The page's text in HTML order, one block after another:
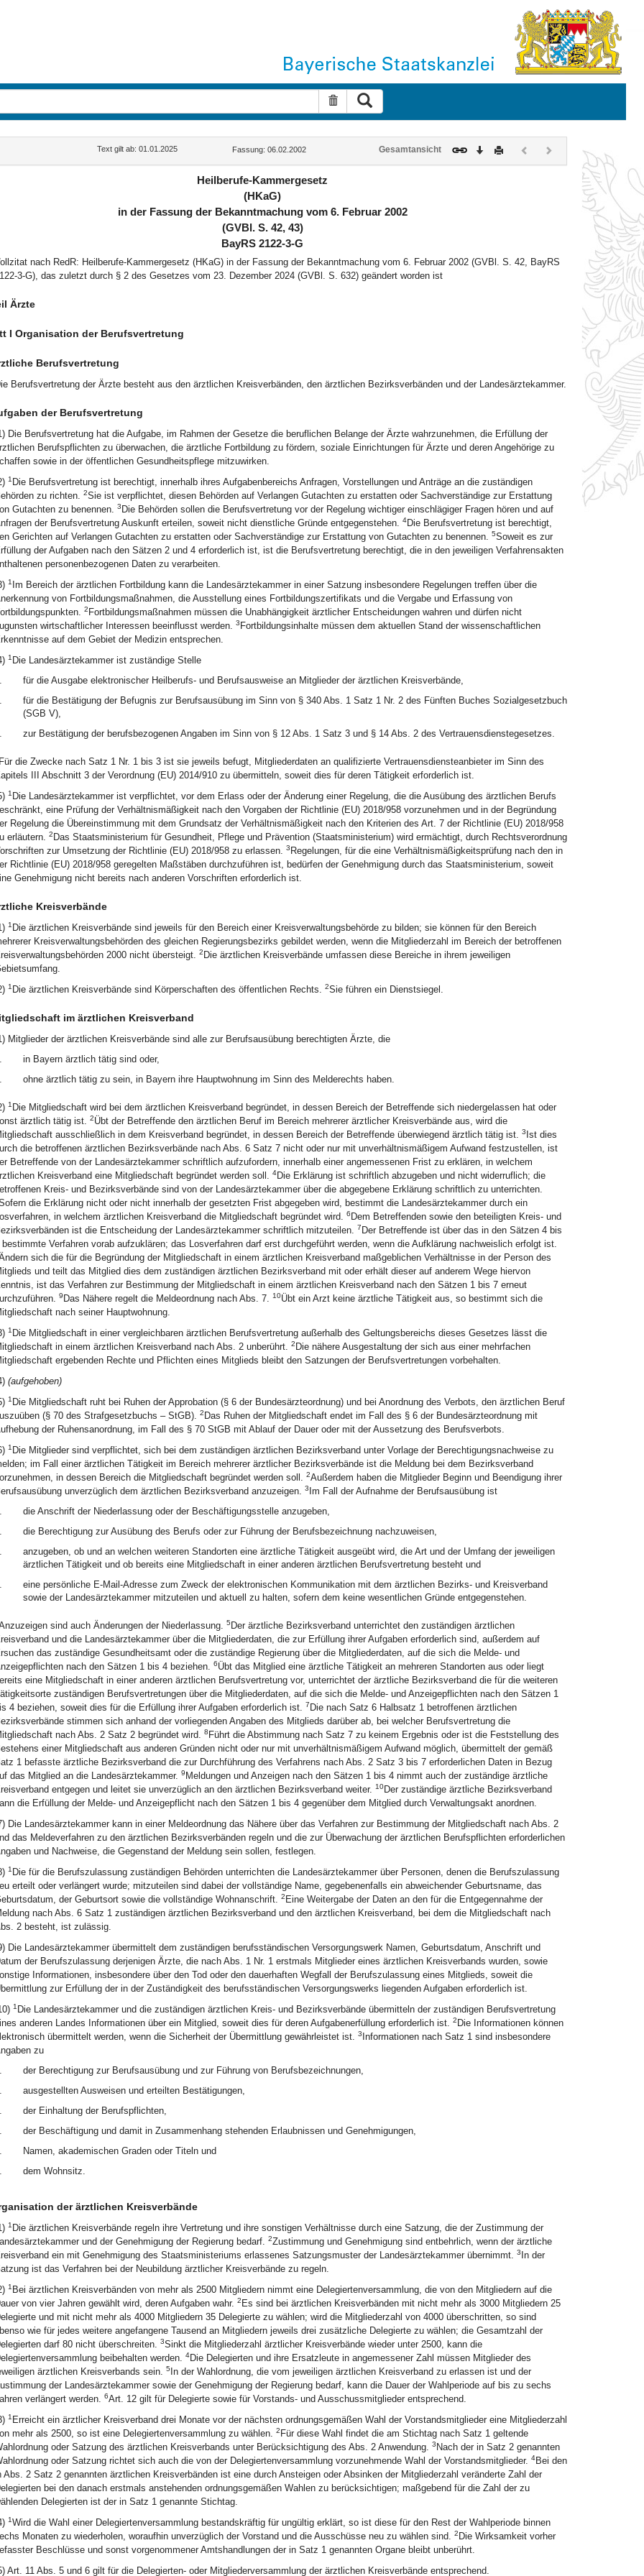
Suche zurücksetzen
Text gilt ab: 01.01.2025 Fassung: 06.02.2002 Gesamtansicht Download
DruckenVorherigesNächstes
Dokument
(inaktiv)
Heilberufe-Kammergesetz
(HKaG)
in der Fassung der Bekanntmachung vom 6. Februar 2002
(GVBl. S. 42, 43)
BayRS 2122-3-G
nach RedR: Heilberufe-Kammergesetz (HKaG) in der Fassung der Bekanntmachung vom 6. Februar 2002 (GVBl. S. 42, BayRS
3-G), das zuletzt durch § 2 des Gesetzes vom 23. Dezember 2024 (GVBl. S. 632) geändert worden ist
Ärzte
I Organisation der Berufsvertretung
Berufsvertretung
Berufsvertretung der Ärzte besteht aus den ärztlichen Kreisverbänden, den ärztlichen Bezirksverbänden und der Landesärztekammer.
der Berufsvertretung
Die Berufsvertretung hat die Aufgabe, im Rahmen der Gesetze die beruflichen Belange der Ärzte wahrzunehmen, die Erfüllung der
Berufspflichten zu überwachen, die ärztliche Fortbildung zu fördern, soziale Einrichtungen für Ärzte und deren Angehörige zu
sowie in der öffentlichen Gesundheitspflege mitzuwirken.
1 Die Berufsvertretung ist berechtigt, innerhalb ihres Aufgabenbereichs Anfragen, Vorstellungen und Anträge an die zuständigen
zu richten. 2Sie ist verpflichtet, diesen Behörden auf Verlangen Gutachten zu erstatten oder Sachverständige zur Erstattung
Gutachten zu benennen. 3 Die Behörden sollen die Berufsvertretung vor der Regelung wichtiger einschlägiger Fragen hören und auf
der Berufsvertretung Auskunft erteilen, soweit nicht dienstliche Gründe entgegenstehen. 4Die Berufsvertretung ist berechtigt,
Gerichten auf Verlangen Gutachten zu erstatten oder Sachverständige zur Erstattung von Gutachten zu benennen. 5Soweit es zur
der Aufgaben nach den Sätzen 2 und 4 erforderlich ist, ist die Berufsvertretung berechtigt, die in den jeweiligen Verfahrensakten
personenbezogenen Daten zu verarbeiten.
1 Im Bereich der ärztlichen Fortbildung kann die Landesärztekammer in einer Satzung insbesondere Regelungen treffen über die
von Fortbildungsmaßnahmen, die Ausstellung eines Fortbildungszertifikats und die Vergabe und Erfassung von
2 Fortbildungsmaßnahmen müssen die Unabhängigkeit ärztlicher Entscheidungen wahren und dürfen nicht
wirtschaftlicher Interessen beeinflusst werden. 3 Fortbildungsinhalte müssen dem aktuellen Stand der wissenschaftlichen
auf dem Gebiet der Medizin entsprechen.
1 Die Landesärztekammer ist zuständige Stelle
für die Ausgabe elektronischer Heilberufs- und Berufsausweise an Mitglieder der ärztlichen Kreisverbände,
für die Bestätigung der Befugnis zur Berufsausübung im Sinn von § 340 Abs. 1 Satz 1 Nr. 2 des Fünften Buches Sozialgesetzbuch
(SGB V),
zur Bestätigung der berufsbezogenen Angaben im Sinn von § 12 Abs. 1 Satz 3 und § 14 Abs. 2 des Vertrauensdienstegesetzes.
Für die Zwecke nach Satz 1 Nr. 1 bis 3 ist sie jeweils befugt, Mitgliederdaten an qualifizierte Vertrauensdiensteanbieter im Sinn des
III Abschnitt 3 der Verordnung (EU) 2014/910 zu übermitteln, soweit dies für deren Tätigkeit erforderlich ist.
1 Die Landesärztekammer ist verpflichtet, vor dem Erlass oder der Änderung einer Regelung, die die Ausübung des ärztlichen Berufs
eine Prüfung der Verhältnismäßigkeit nach den Vorgaben der Richtlinie (EU) 2018/958 vorzunehmen und in der Begründung
Regelung die Übereinstimmung mit dem Grundsatz der Verhältnismäßigkeit nach den Kriterien des Art. 7 der Richtlinie (EU) 2018/958
erläutern. 2 Das Staatsministerium für Gesundheit, Pflege und Prävention (Staatsministerium) wird ermächtigt, durch Rechtsverordnung
zur Umsetzung der Richtlinie (EU) 2018/958 zu erlassen. 3 Regelungen, für die eine Verhältnismäßigkeitsprüfung nach den in
Richtlinie (EU) 2018/958 geregelten Maßstäben durchzuführen ist, bedürfen der Genehmigung durch das Staatsministerium, soweit
Genehmigung nicht bereits nach anderen Vorschriften erforderlich ist.
Kreisverbände
1 Die ärztlichen Kreisverbände sind jeweils für den Bereich einer Kreisverwaltungsbehörde zu bilden; sie können für den Bereich
Kreisverwaltungsbehörden des gleichen Regierungsbezirks gebildet werden, wenn die Mitgliederzahl im Bereich der betroffenen
2000 nicht übersteigt. 2 Die ärztlichen Kreisverbände umfassen diese Bereiche in ihrem jeweiligen
1 Die ärztlichen Kreisverbände sind Körperschaften des öffentlichen Rechts. 2Sie führen ein Dienstsiegel.
im ärztlichen Kreisverband
Mitglieder der ärztlichen Kreisverbände sind alle zur Berufsausübung berechtigten Ärzte, die
in Bayern ärztlich tätig sind oder,
ohne ärztlich tätig zu sein, in Bayern ihre Hauptwohnung im Sinn des Melderechts haben.
1 Die Mitgliedschaft wird bei dem ärztlichen Kreisverband begründet, in dessen Bereich der Betreffende sich niedergelassen hat oder
ärztlich tätig ist. 2Übt der Betreffende den ärztlichen Beruf im Bereich mehrerer ärztlicher Kreisverbände aus, wird die
ausschließlich in dem Kreisverband begründet, in dessen Bereich der Betreffende überwiegend ärztlich tätig ist. 3 Ist dies
die betroffenen ärztlichen Bezirksverbände nach Abs. 6 Satz 7 nicht oder nur mit unverhältnismäßigem Aufwand festzustellen, ist
Betreffende von der Landesärztekammer schriftlich aufzufordern, innerhalb einer angemessenen Frist zu erklären, in welchem
Kreisverband eine Mitgliedschaft begründet werden soll. 4Die Erklärung ist schriftlich abzugeben und nicht widerruflich; die
Kreis- und Bezirksverbände sind von der Landesärztekammer über die abgegebene Erklärung schriftlich zu unterrichten.
die Erklärung nicht oder nicht innerhalb der gesetzten Frist abgegeben wird, bestimmt die Landesärztekammer durch ein
in welchem ärztlichen Kreisverband die Mitgliedschaft begründet wird. 6 Dem Betreffenden sowie den beteiligten Kreis- und
ist die Entscheidung der Landesärztekammer schriftlich mitzuteilen. 7 Der Betreffende ist über das in den Sätzen 4 bis
bestimmte Verfahren vorab aufzuklären; das Losverfahren darf erst durchgeführt werden, wenn die Aufklärung nachweislich erfolgt ist.
sich die für die Begründung der Mitgliedschaft in einem ärztlichen Kreisverband maßgeblichen Verhältnisse in der Person des
und teilt das Mitglied dies dem zuständigen ärztlichen Bezirksverband mit oder erhält dieser auf anderem Wege hiervon
ist das Verfahren zur Bestimmung der Mitgliedschaft in einem ärztlichen Kreisverband nach den Sätzen 1 bis 7 erneut
9 Das Nähere regelt die Meldeordnung nach Abs. 7. 10Übt ein Arzt keine ärztliche Tätigkeit aus, so bestimmt sich die
nach seiner Hauptwohnung.
1 Die Mitgliedschaft in einer vergleichbaren ärztlichen Berufsvertretung außerhalb des Geltungsbereichs dieses Gesetzes lässt die
in einem ärztlichen Kreisverband nach Abs. 2 unberührt. 2 Die nähere Ausgestaltung der sich aus einer mehrfachen
ergebenden Rechte und Pflichten eines Mitglieds bleibt den Satzungen der Berufsvertretungen vorbehalten.
(aufgehoben)
1 Die Mitgliedschaft ruht bei Ruhen der Approbation (§ 6 der Bundesärzteordnung) und bei Anordnung des Verbots, den ärztlichen Beruf
(§ 70 des Strafgesetzbuchs – StGB). 2 Das Ruhen der Mitgliedschaft endet im Fall des § 6 der Bundesärzteordnung mit
der Ruhensanordnung, im Fall des § 70 StGB mit Ablauf der Dauer oder mit der Aussetzung des Berufsverbots.
1 Die Mitglieder sind verpflichtet, sich bei dem zuständigen ärztlichen Bezirksverband unter Vorlage der Berechtigungsnachweise zu
im Fall einer ärztlichen Tätigkeit im Bereich mehrerer ärztlicher Bezirksverbände ist die Meldung bei dem Bezirksverband
in dessen Bereich die Mitgliedschaft begründet werden soll. 2Außerdem haben die Mitglieder Beginn und Beendigung ihrer
unverzüglich dem ärztlichen Bezirksverband anzuzeigen. 3 Im Fall der Aufnahme der Berufsausübung ist
die Anschrift der Niederlassung oder der Beschäftigungsstelle anzugeben,
die Berechtigung zur Ausübung des Berufs oder zur Führung der Berufsbezeichnung nachzuweisen,
anzugeben, ob und an welchen weiteren Standorten eine ärztliche Tätigkeit ausgeübt wird, die Art und der Umfang der jeweiligen
ärztlichen Tätigkeit und ob bereits eine Mitgliedschaft in einer anderen ärztlichen Berufsvertretung besteht und
eine persönliche E-Mail-Adresse zum Zweck der elektronischen Kommunikation mit dem ärztlichen Bezirks- und Kreisverband
sowie der Landesärztekammer mitzuteilen und aktuell zu halten, sofern dem keine wesentlichen Gründe entgegenstehen.
sind auch Änderungen der Niederlassung. 5 Der ärztliche Bezirksverband unterrichtet den zuständigen ärztlichen
und die Landesärztekammer über die Mitgliederdaten, die zur Erfüllung ihrer Aufgaben erforderlich sind, außerdem auf
das zuständige Gesundheitsamt oder die zuständige Regierung über die Mitgliederdaten, auf die sich die Melde- und
nach den Sätzen 1 bis 4 beziehen. 6Übt das Mitglied eine ärztliche Tätigkeit an mehreren Standorten aus oder liegt
eine Mitgliedschaft in einer anderen ärztlichen Berufsvertretung vor, unterrichtet der ärztliche Bezirksverband die für die weiteren
zuständigen Berufsvertretungen über die Mitgliederdaten, auf die sich die Melde- und Anzeigepflichten nach den Sätzen 1
4 beziehen, soweit dies für die Erfüllung ihrer Aufgaben erforderlich ist. 7 Die nach Satz 6 Halbsatz 1 betroffenen ärztlichen
stimmen sich anhand der vorliegenden Angaben des Mitglieds darüber ab, bei welcher Berufsvertretung die
nach Abs. 2 Satz 2 begründet wird. 8 Führt die Abstimmung nach Satz 7 zu keinem Ergebnis oder ist die Feststellung des
einer Mitgliedschaft aus anderen Gründen nicht oder nur mit unverhältnismäßigem Aufwand möglich, übermittelt der gemäß
1 befasste ärztliche Bezirksverband die zur Durchführung des Verfahrens nach Abs. 2 Satz 3 bis 7 erforderlichen Daten in Bezug
das Mitglied an die Landesärztekammer. 9 Meldungen und Anzeigen nach den Sätzen 1 bis 4 nimmt auch der zuständige ärztliche
entgegen und leitet sie unverzüglich an den ärztlichen Bezirksverband weiter. 10Der zuständige ärztliche Bezirksverband
die Erfüllung der Melde- und Anzeigepflicht nach den Sätzen 1 bis 4 gegenüber dem Mitglied durch Verwaltungsakt anordnen.
Die Landesärztekammer kann in einer Meldeordnung das Nähere über das Verfahren zur Bestimmung der Mitgliedschaft nach Abs. 2
das Meldeverfahren zu den ärztlichen Bezirksverbänden regeln und die zur Überwachung der ärztlichen Berufspflichten erforderlichen
und Nachweise, die Gegenstand der Meldung sein sollen, festlegen.
1 Die für die Berufszulassung zuständigen Behörden unterrichten die Landesärztekammer über Personen, denen die Berufszulassung
erteilt oder verlängert wurde; mitzuteilen sind dabei der vollständige Name, gegebenenfalls ein abweichender Geburtsname, das
der Geburtsort sowie die vollständige Wohnanschrift. 2 Eine Weitergabe der Daten an den für die Entgegennahme der
nach Abs. 6 Satz 1 zuständigen ärztlichen Bezirksverband und den ärztlichen Kreisverband, bei dem die Mitgliedschaft nach
2 besteht, ist zulässig.
Die Landesärztekammer übermittelt dem zuständigen berufsständischen Versorgungswerk Namen, Geburtsdatum, Anschrift und
der Berufszulassung derjenigen Ärzte, die nach Abs. 1 Nr. 1 erstmals Mitglieder eines ärztlichen Kreisverbands wurden, sowie
Informationen, insbesondere über den Tod oder den dauerhaften Wegfall der Berufszulassung eines Mitglieds, soweit die
zur Erfüllung der in der Zuständigkeit des berufsständischen Versorgungswerks liegenden Aufgaben erforderlich ist.
1 Die Landesärztekammer und die zuständigen ärztlichen Kreis- und Bezirksverbände übermitteln der zuständigen Berufsvertretung
anderen Landes Informationen über ein Mitglied, soweit dies für deren Aufgabenerfüllung erforderlich ist. 2 Die Informationen können
übermittelt werden, wenn die Sicherheit der Übermittlung gewährleistet ist. 3 Informationen nach Satz 1 sind insbesondere
zu
der Berechtigung zur Berufsausübung und zur Führung von Berufsbezeichnungen,
ausgestellten Ausweisen und erteilten Bestätigungen,
der Einhaltung der Berufspflichten,
der Beschäftigung und damit in Zusammenhang stehenden Erlaubnissen und Genehmigungen,
Namen, akademischen Graden oder Titeln und
dem Wohnsitz.
der ärztlichen Kreisverbände
1 Die ärztlichen Kreisverbände regeln ihre Vertretung und ihre sonstigen Verhältnisse durch eine Satzung, die der Zustimmung der
und der Genehmigung der Regierung bedarf. 2Zustimmung und Genehmigung sind entbehrlich, wenn der ärztliche
ein mit Genehmigung des Staatsministeriums erlassenes Satzungsmuster der Landesärztekammer übernimmt. 3 In der
ist das Verfahren bei der Neubildung ärztlicher Kreisverbände zu regeln.
1 Bei ärztlichen Kreisverbänden von mehr als 2500 Mitgliedern nimmt eine Delegiertenversammlung, die von den Mitgliedern auf die
von vier Jahren gewählt wird, deren Aufgaben wahr. 2 Es sind bei ärztlichen Kreisverbänden mit nicht mehr als 3000 Mitgliedern 25
und mit nicht mehr als 4000 Mitgliedern 35 Delegierte zu wählen; wird die Mitgliederzahl von 4000 überschritten, so sind
wie für jedes weitere angefangene Tausend an Mitgliedern jeweils drei zusätzliche Delegierte zu wählen; die Gesamtzahl der
darf 80 nicht überschreiten. 3Sinkt die Mitgliederzahl ärztlicher Kreisverbände wieder unter 2500, kann die
beibehalten werden. 4Die Delegierten und ihre Ersatzleute in angemessener Zahl müssen Mitglieder des
ärztlichen Kreisverbands sein. 5 In der Wahlordnung, die vom jeweiligen ärztlichen Kreisverband zu erlassen ist und der
der Landesärztekammer sowie der Genehmigung der Regierung bedarf, kann die Dauer der Wahlperiode auf bis zu sechs
verlängert werden. 6Art. 12 gilt für Delegierte sowie für Vorstands- und Ausschussmitglieder entsprechend.
1 Erreicht ein ärztlicher Kreisverband drei Monate vor der nächsten ordnungsgemäßen Wahl der Vorstandsmitglieder eine Mitgliederzahl
mehr als 2500, so ist eine Delegiertenversammlung zu wählen. 2 Für diese Wahl findet die am Stichtag nach Satz 1 geltende
oder Satzung des ärztlichen Kreisverbands unter Berücksichtigung des Abs. 2 Anwendung. 3 Nach der in Satz 2 genannten
oder Satzung richtet sich auch die von der Delegiertenversammlung vorzunehmende Wahl der Vorstandsmitglieder. 4Bei den
Abs. 2 Satz 2 genannten ärztlichen Kreisverbänden ist eine durch Ansteigen oder Absinken der Mitgliederzahl veränderte Zahl der
bei den danach erstmals anstehenden ordnungsgemäßen Wahlen zu berücksichtigen; maßgebend für die Zahl der zu
Delegierten ist der in Satz 1 genannte Stichtag.
1Wird die Wahl einer Delegiertenversammlung bestandskräftig für ungültig erklärt, so ist diese für den Rest der Wahlperiode binnen
Monaten zu wiederholen, woraufhin unverzüglich der Vorstand und die Ausschüsse neu zu wählen sind. 2 Die Wirksamkeit vorher
Beschlüsse und sonst vorgenommener Amtshandlungen der in Satz 1 genannten Organe bleibt unberührt.
Art. 11 Abs. 5 und 6 gilt für die Delegierten- oder Mitgliederversammlung der ärztlichen Kreisverbände entsprechend.